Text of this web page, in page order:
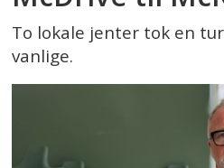
To lokale jenter tok en
vanlige.